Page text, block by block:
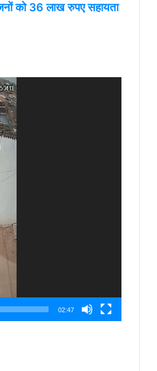
को 36 लाख रुपए सहायता
02:47